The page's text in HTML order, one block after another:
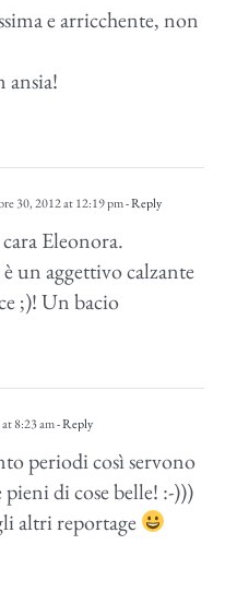
e arricchente, non
ansia!
30, 2012 at 12:19 pm- Reply
Eleonora.
un aggettivo calzante
;)! Un bacio
8:23 am- Reply
periodi così servono
di cose belle! :-)))
altri reportage